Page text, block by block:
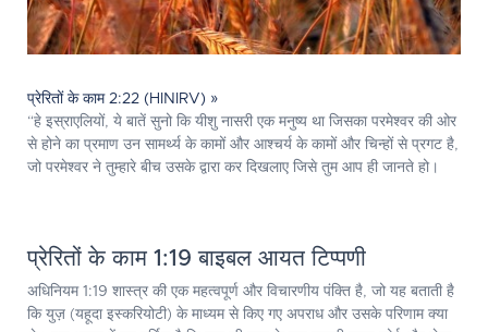
प्रेरितों के काम 2:22 (HINIRV) »
“हे इस्राएलियों, ये बातें सुनो कि यीशु नासरी एक मनुष्य था जिसका परमेश्‍वर की ओर
से होने का प्रमाण उन सामर्थ्य के कामों और आश्चर्य के कामों और चिन्हों से प्रगट है,
जो परमेश्‍वर ने तुम्हारे बीच उसके द्वारा कर दिखलाए जिसे तुम आप ही जानते हो।
प्रेरितों के काम 1:19 बाइबल आयत टिप्पणी
अधिनियम 1:19 शास्त्र की एक महत्वपूर्ण और विचारणीय पंक्ति है, जो यह बताती है
कि युज़ (यहूदा इस्करियोटी) के माध्यम से किए गए अपराध और उसके परिणाम क्या